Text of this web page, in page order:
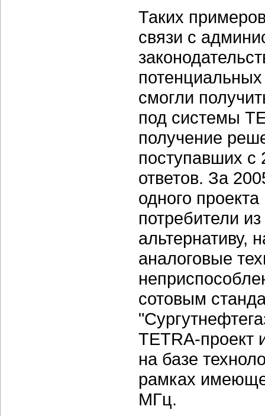
Таких
связи с
смогли
под системы
получение
поступавших с
ответов. За
одного
потребители
альтернативу,
аналоговые
сотовым
ТЕТRА-проект
на базе
рамках
МГц.